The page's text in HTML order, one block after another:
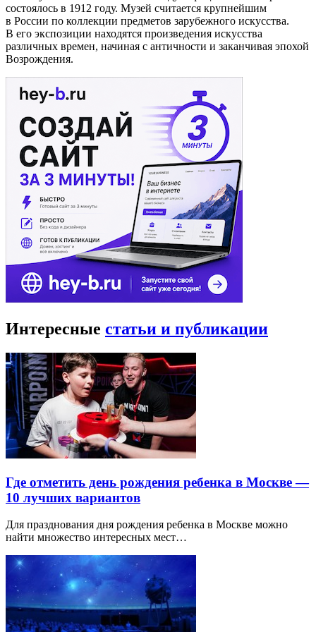
состоялось в 1912 году. Музей считается крупнейшим
в России по коллекции предметов зарубежного искусства.
В его экспозиции находятся произведения искусства
различных времен, начиная с античности и заканчивая эпохой
Возрождения.
Интересные статьи и публикации
Где отметить день рождения ребенка в Москве —
10 лучших вариантов
Для празднования дня рождения ребенка в Москве можно
найти множество интересных мест…